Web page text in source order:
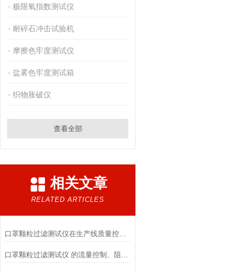
极限氧指数测试仪
耐碎石冲击试验机
摩擦色牢度测试仪
盐雾色牢度测试箱
织物胀破仪
查看全部
相关文章
RELATED ARTICLES
口罩颗粒过滤测试仪在生产线质量控制与研发筛选中的实战价值